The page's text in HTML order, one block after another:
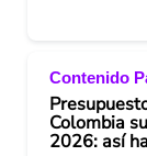
Contenido
Colombia
2026: así